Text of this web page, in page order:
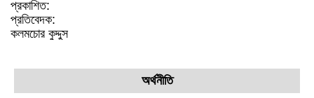
অর্থনীতি